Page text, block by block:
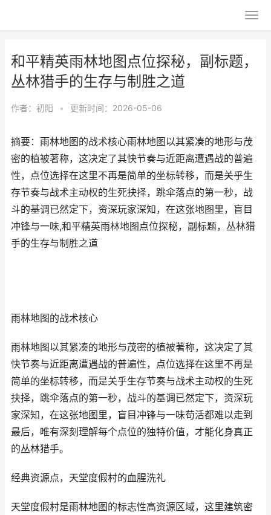
和平精英雨林地图点位探秘，副标题，
丛林猎手的生存与制胜之道
作者： 初阳 • 更新时间：2026-05-06
摘要：雨林地图的战术核心雨林地图以其紧凑的地形与茂
密的植被著称，这决定了其快节奏与近距离遭遇战的普遍
性，点位选择在这里不再是简单的坐标转移，而是关乎生
存节奏与战术主动权的生死抉择，跳伞落点的第一秒，战
斗的基调已然定下，资深玩家深知，在这张地图里，盲目
冲锋与一味,和平精英雨林地图点位探秘，副标题，丛林猎
手的生存与制胜之道
雨林地图的战术核心
雨林地图以其紧凑的地形与茂密的植被著称，这决定了其
快节奏与近距离遭遇战的普遍性，点位选择在这里不再是
简单的坐标转移，而是关乎生存节奏与战术主动权的生死
抉择，跳伞落点的第一秒，战斗的基调已然定下，资深玩
家深知，在这张地图里，盲目冲锋与一味苟活都难以走到
最后，唯有深刻理解每个点位的独特价值，才能化身真正
的丛林猎手。
经典资源点，天堂度假村的血腥洗礼
天堂度假村是雨林地图的标志性高资源区域，这里建筑密